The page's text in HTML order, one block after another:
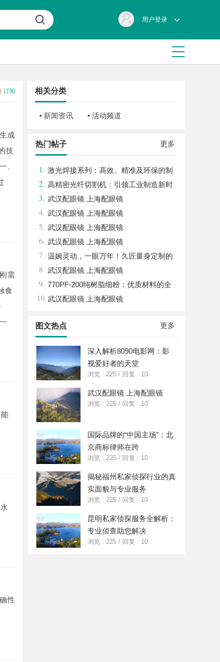
用户登录
订阅
成
技
、
需
食
性
相关分类
• 新闻资讯 • 活动频道
更多
热门帖子
1. 激光焊接系列：高效、精准及环保的制
造解决方案
2. 高精密光纤切割机：引领工业制造新时
代的利器
3. 武汉配眼镜 上海配眼镜
4. 武汉配眼镜 上海配眼镜
5. 武汉配眼镜 上海配眼镜
6. 武汉配眼镜 上海配眼镜
7. 温婉灵动，一眼万年！久匠量身定制的
眉眼唇，才是你整张脸的点睛之笔！淡颜系
女生的气质加分项
8. 武汉配眼镜 上海配眼镜
9. 770PF-200纯树脂细粉：优质材料的全
貌与应用
10.武汉配眼镜 上海配眼镜
更多
图文热点
深入解析8090电影网：影
视爱好者的天堂
浏览 : 225 / 回复 : 10
武汉配眼镜 上海配眼镜
浏览 : 225 / 回复 : 10
国际品牌的“中国主场”：北
京商标律师在跨
浏览 : 225 / 回复 : 10
揭秘福州私家侦探行业的真
实面貌与专业服务
浏览 : 225 / 回复 : 10
昆明私家侦探服务全解析：
专业侦查助您解决
浏览 : 225 / 回复 : 10